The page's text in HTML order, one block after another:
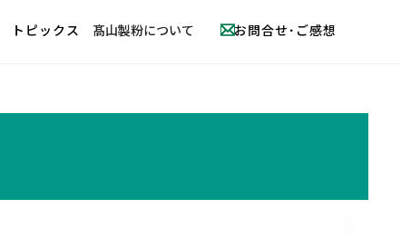
トピックス 髙山製粉について お問合せ･ご感想